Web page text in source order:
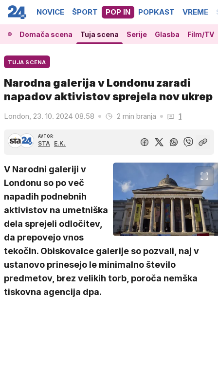
NOVICE ŠPORT POP IN POPKAST VREME
Domača scena Tuja scena Serije Glasba Film/TV
TUJA SCENA
Narodna galerija v Londonu zaradi
napadov aktivistov sprejela nov ukrep
London, 23. 10. 2024 08.58 2 min branja 1
AVTOR:
STA E.K.
V Narodni galeriji v
Londonu so po več
napadih podnebnih
aktivistov na umetniška
dela sprejeli odločitev,
da prepovejo vnos
tekočin. Obiskovalce galerije so pozvali, naj v
ustanovo prinesejo le minimalno število
predmetov, brez velikih torb, poroča nemška
tiskovna agencija dpa.